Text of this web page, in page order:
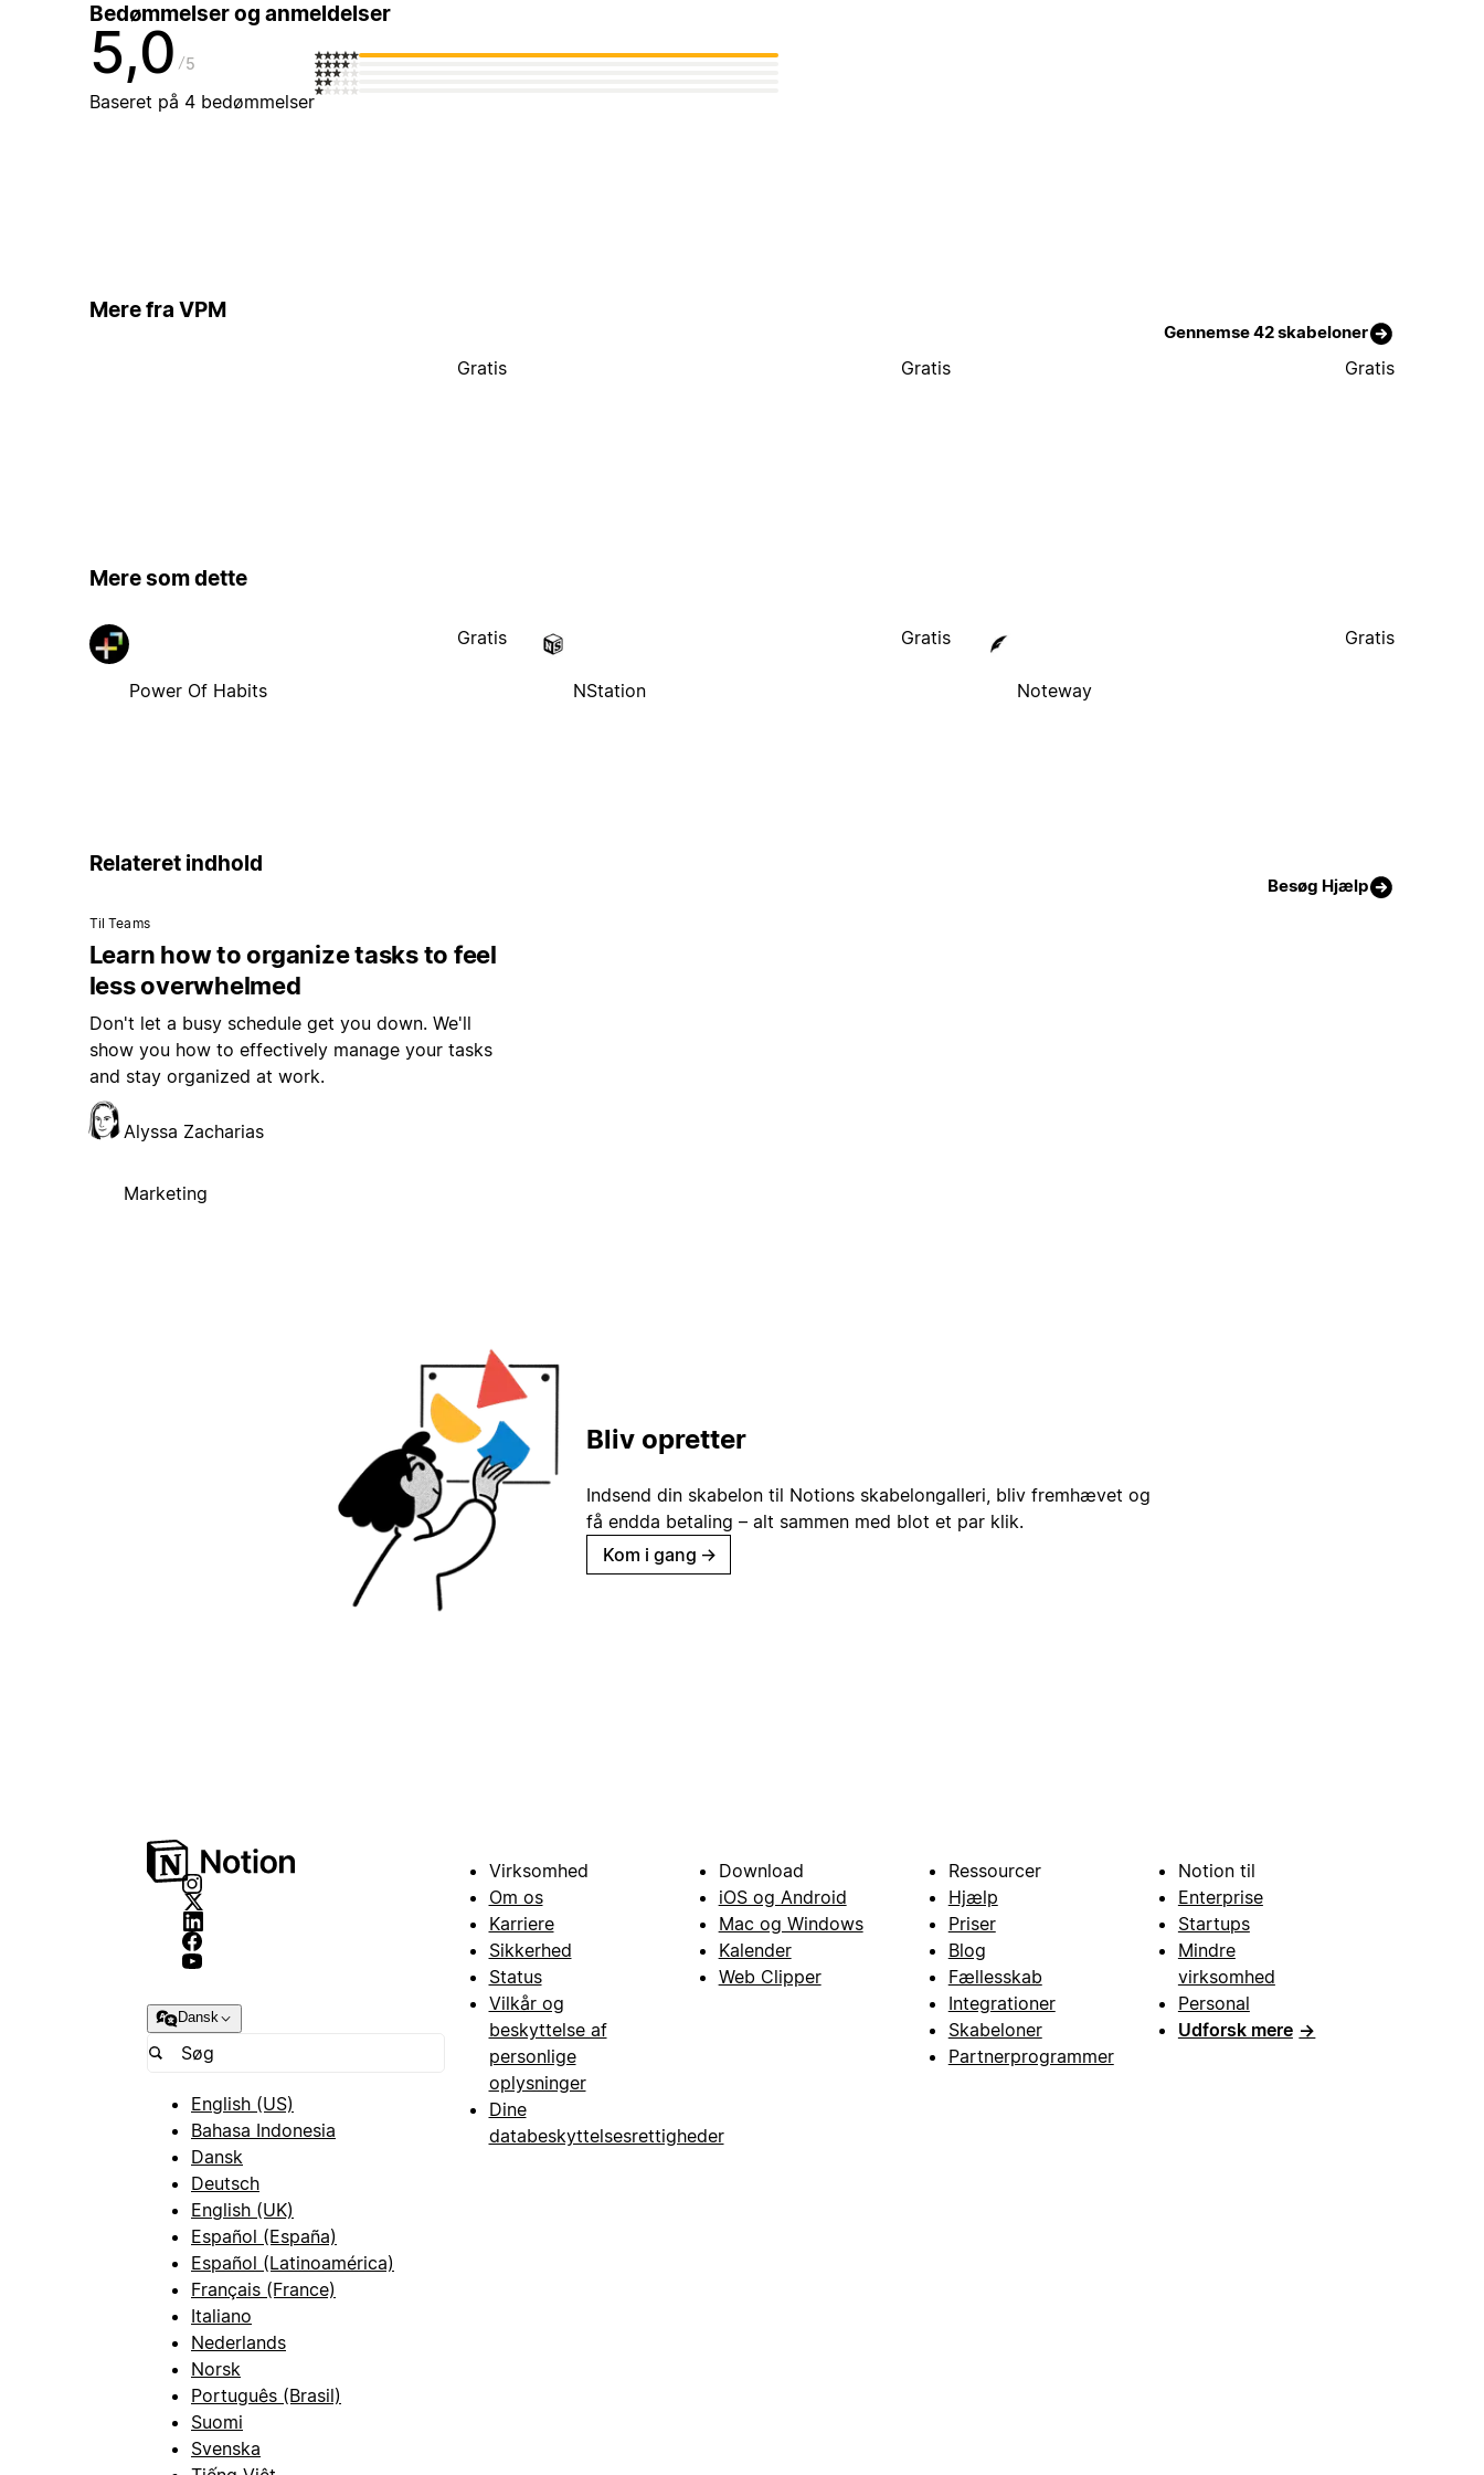
Bedømmelser og anmeldelser
5,0 5
Baseret på 4 bedømmelser
Mere fra VPM
Gennemse 42 skabeloner
Gratis Gratis Gratis
Mere som dette
Power Of Habits
Gratis
NStation
Gratis
Noteway
Gratis
Relateret indhold
Besøg Hjælp
Til Teams
Learn how to organize tasks to feel
less overwhelmed
Don't let a busy schedule get you down. We'll
show you how to effectively manage your tasks
and stay organized at work.
Alyssa Zacharias
Marketing
Bliv opretter
Indsend din skabelon til Notions skabelongalleri, bliv fremhævet og
få endda betaling – alt sammen med blot et par klik.
Kom i gang →
Dansk
English (US)
Bahasa Indonesia
Dansk
Deutsch
English (UK)
Español (España)
Español (Latinoamérica)
Français (France)
Italiano
Nederlands
Norsk
Português (Brasil)
Suomi
Svenska
Virksomhed
Om os
Karriere
Sikkerhed
Status
Vilkår og
beskyttelse af
personlige
oplysninger
Dine
databeskyttelsesrettigheder
Download
iOS og Android
Mac og Windows
Kalender
Web Clipper
Ressourcer
Hjælp
Priser
Blog
Fællesskab
Integrationer
Skabeloner
Partnerprogrammer
Notion til
Enterprise
Startups
Mindre
virksomhed
Personal
Udforsk mere →